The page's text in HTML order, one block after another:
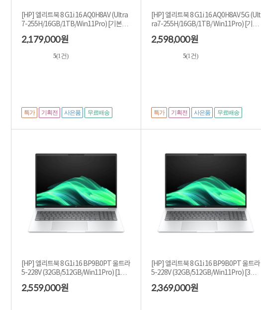
[HP] 엘리트북 8 G1i 16 AQ0H8AV (Ultra
7-255H/16GB/1TB/Win11Pro) [기본제
2,179,000원
5(1건)
무료배송
특가 기획전 사은품
[HP] 엘리트북 8 G1i 16 AQ0H8AV 5G (Ult
ra7-255H/16GB/1TB/ Win11Pro) [기본
2,598,000원
5(1건)
무료배송
특가 기획전 사은품
[HP] 엘리트북 8 G1i 16 BP9B0PT 울트라
5-228V (32GB/512GB/Win11Pro) [1TB
2,559,000원
[HP] 엘리트북 8 G1i 16 BP9B0PT 울트라
5-228V (32GB/512GB/Win11Pro) [3년
2,369,000원